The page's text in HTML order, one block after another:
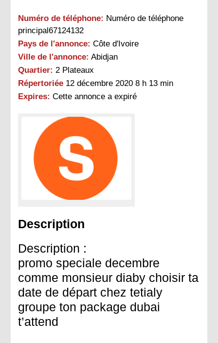
Numéro de téléphone: Numéro de téléphone
principal67124132
Pays de l'annonce: Côte d'Ivoire
Ville de l'annonce: Abidjan
Quartier: 2 Plateaux
Répertoriée 12 décembre 2020 8 h 13 min
Expires: Cette annonce a expiré
Description
Description :
promo speciale decembre
comme monsieur diaby choisir ta
date de départ chez tetialy
groupe ton package dubai
t’attend